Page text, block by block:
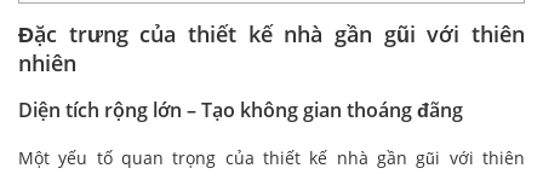
Đặc trưng của thiết kế nhà gần gũi với thiên
nhiên
Diện tích rộng lớn – Tạo không gian thoáng đãng
Một yếu tố quan trọng của thiết kế nhà gần gũi với thiên